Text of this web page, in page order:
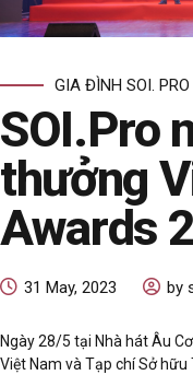
GIA ĐÌNH SOI. PRO
SOI.Pro
thưởng
Awards
31 May, 2023 by
Ngày 28/5 tại Nhà hát Âu
Việt Nam và Tạp chí Sở